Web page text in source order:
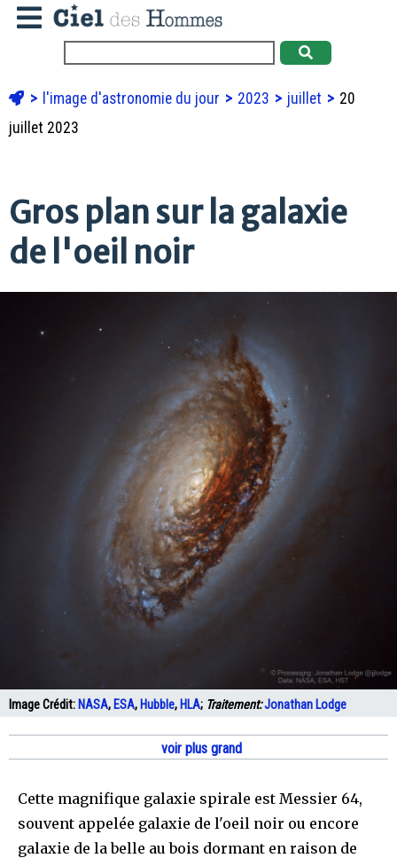
l'image d'astronomie du jour 2023 juillet
20
juillet 2023
Gros plan sur la galaxie
de l'oeil noir
Image Crédit: NASA, ESA, Hubble, HLA; Traitement:Jonathan Lodge
voir plus grand
Cette magnifique galaxie spirale est Messier 64,
souvent appelée galaxie de l'oeil noir ou encore
galaxie de la belle au bois dormant en raison de